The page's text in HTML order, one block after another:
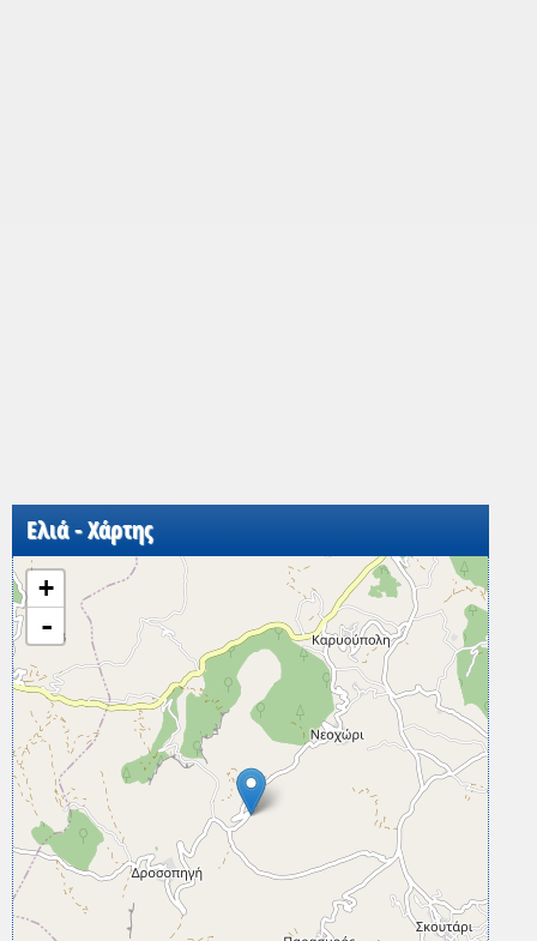
Ελιά - Χάρτης
+
-